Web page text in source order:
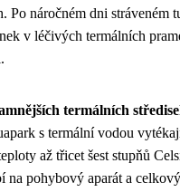
Po náročném dni stráveném
v léčivých termálních
termálních
s termální vodou
až třicet šest stupňů
na pohybový aparát a